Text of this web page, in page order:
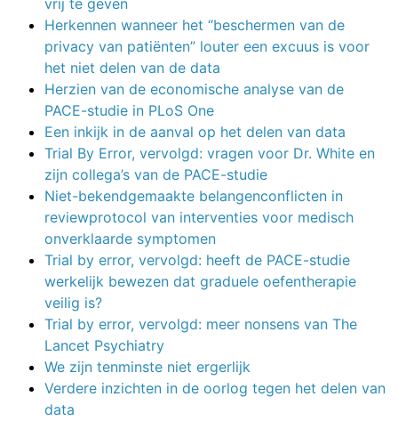
vrij te geven
Herkennen wanneer het “beschermen van de
privacy van patiënten” louter een excuus is voor
het niet delen van de data
Herzien van de economische analyse van de
PACE-studie in PLoS One
Een inkijk in de aanval op het delen van data
Trial By Error, vervolgd: vragen voor Dr. White en
zijn collega’s van de PACE-studie
Niet-bekendgemaakte belangenconflicten in
reviewprotocol van interventies voor medisch
onverklaarde symptomen
Trial by error, vervolgd: heeft de PACE-studie
werkelijk bewezen dat graduele oefentherapie
veilig is?
Trial by error, vervolgd: meer nonsens van The
Lancet Psychiatry
We zijn tenminste niet ergerlijk
Verdere inzichten in de oorlog tegen het delen van
data